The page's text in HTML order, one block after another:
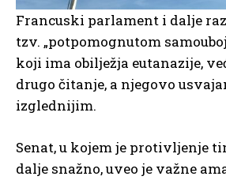
Francuski parlament i dalje
tzv. „potpomognutom
koji ima obilježja eutanazije,
drugo čitanje, a njegovo
izglednijim.
Senat, u kojem je protivljenje
dalje snažno, uveo je važne